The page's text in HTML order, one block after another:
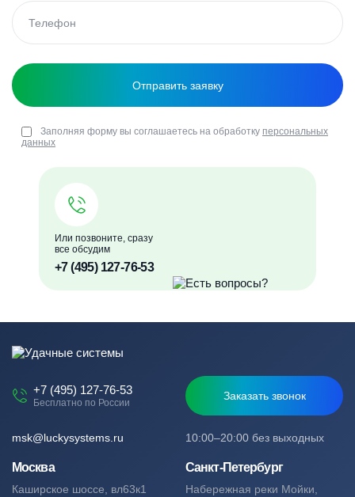
Или позвоните, сразу
все обсудим
+7 (495) 127-76-53
Заполняя форму вы соглашаетесь на обработку персональных
данных
+7 (495) 127-76-53
Бесплатно по России
Заказать звонок
10:00–20:00 без выходных
msk@luckysystems.ru
Москва
Каширское шоссе, вл63к1
Санкт-Петербург
Набережная реки Мойки,